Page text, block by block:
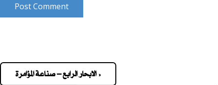
Post Comment
« الابحار الرابع – صناعة المؤامرة